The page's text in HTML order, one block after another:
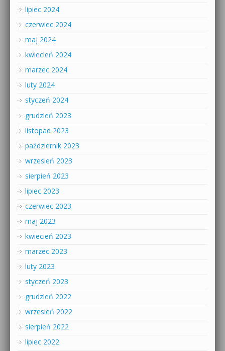
lipiec 2024
czerwiec 2024
maj 2024
kwiecień 2024
marzec 2024
luty 2024
styczeń 2024
grudzień 2023
listopad 2023
październik 2023
wrzesień 2023
sierpień 2023
lipiec 2023
czerwiec 2023
maj 2023
kwiecień 2023
marzec 2023
luty 2023
styczeń 2023
grudzień 2022
wrzesień 2022
sierpień 2022
lipiec 2022